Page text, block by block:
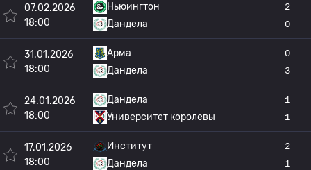
07.02.2026
18:00
Ньюингтон
Дандела
2
0
31.01.2026
18:00
Арма
Дандела
0
3
24.01.2026
18:00
Дандела
Университет королевы
1
1
17.01.2026
18:00
Институт
Дандела
2
1